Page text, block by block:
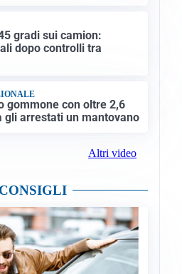
gradi sui camion:
dopo controlli tra
gommone con oltre 2,6
arrestati un mantovano
Altri video